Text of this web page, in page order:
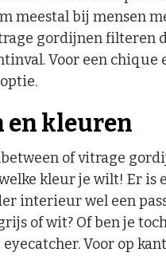
meestal bij mensen
gordijnen filteren
Voor een
en kleuren
of vitrage
kleur je wilt! Er is
interieur wel een
of wit? Of ben je
Voor op